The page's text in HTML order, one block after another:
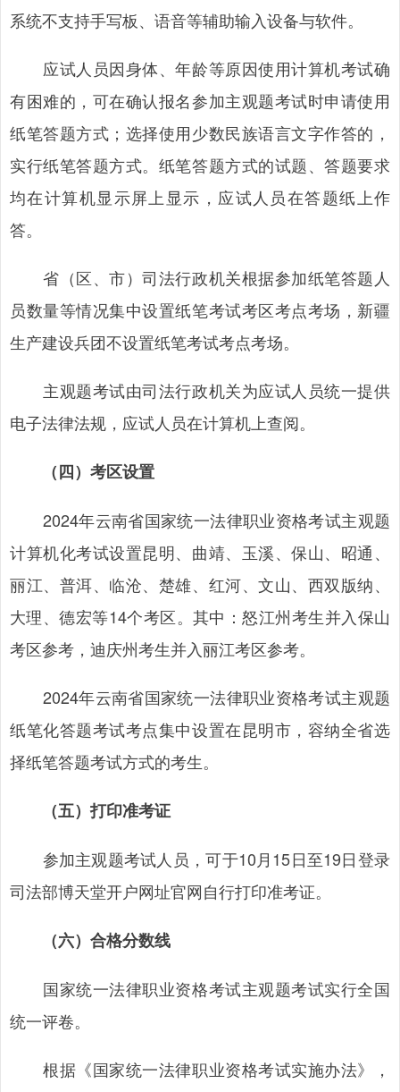
系统不支持手写板、语音等辅助输入设备与软件。
应试人员因身体、年龄等原因使用计算机考试确
有困难的，可在确认报名参加主观题考试时申请使用
纸笔答题方式；选择使用少数民族语言文字作答的，
实行纸笔答题方式。纸笔答题方式的试题、答题要求
均在计算机显示屏上显示，应试人员在答题纸上作
答。
省（区、市）司法行政机关根据参加纸笔答题人
员数量等情况集中设置纸笔考试考区考点考场，新疆
生产建设兵团不设置纸笔考试考点考场。
主观题考试由司法行政机关为应试人员统一提供
电子法律法规，应试人员在计算机上查阅。
（四）考区设置
2024年云南省国家统一法律职业资格考试主观题
计算机化考试设置昆明、曲靖、玉溪、保山、昭通、
丽江、普洱、临沧、楚雄、红河、文山、西双版纳、
大理、德宏等14个考区。其中：怒江州考生并入保山
考区参考，迪庆州考生并入丽江考区参考。
2024年云南省国家统一法律职业资格考试主观题
纸笔化答题考试考点集中设置在昆明市，容纳全省选
择纸笔答题考试方式的考生。
（五）打印准考证
参加主观题考试人员，可于10月15日至19日登录
司法部博天堂开户网址官网自行打印准考证。
（六）合格分数线
国家统一法律职业资格考试主观题考试实行全国
统一评卷。
根据《国家统一法律职业资格考试实施办法》，